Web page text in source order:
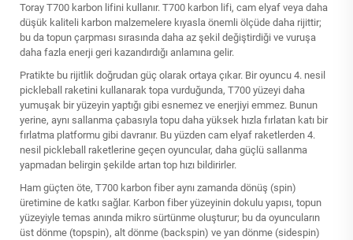
Toray T700 karbon lifini kullanır. T700 karbon lifi, cam elyaf veya daha
düşük kaliteli karbon malzemelere kıyasla önemli ölçüde daha rijittir;
bu da topun çarpması sırasında daha az şekil değiştirdiği ve vuruşa
daha fazla enerji geri kazandırdığı anlamına gelir.
Pratikte bu rijitlik doğrudan güç olarak ortaya çıkar. Bir oyuncu 4. nesil
pickleball raketini kullanarak topa vurduğunda, T700 yüzeyi daha
yumuşak bir yüzeyin yaptığı gibi esnemez ve enerjiyi emmez. Bunun
yerine, aynı sallanma çabasıyla topu daha yüksek hızla fırlatan katı bir
fırlatma platformu gibi davranır. Bu yüzden cam elyaf raketlerden 4.
nesil pickleball raketlerine geçen oyuncular, daha güçlü sallanma
yapmadan belirgin şekilde artan top hızı bildirirler.
Ham güçten öte, T700 karbon fiber aynı zamanda dönüş (spin)
üretimine de katkı sağlar. Karbon fiber yüzeyinin dokulu yapısı, topun
yüzeyiyle temas anında mikro sürtünme oluşturur; bu da oyuncuların
üst dönme (topspin), alt dönme (backspin) ve yan dönme (sidespin)